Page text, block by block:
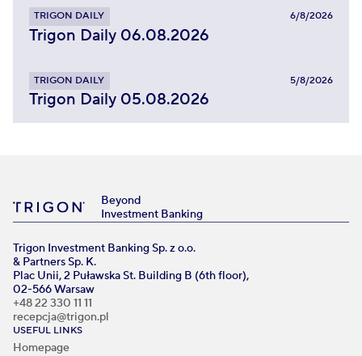
TRIGON DAILY 6/8/2026
Trigon Daily 06.08.2026
TRIGON DAILY 5/8/2026
Trigon Daily 05.08.2026
Beyond
Investment Banking
Trigon Investment Banking Sp. z o.o.
& Partners Sp. K.
Plac Unii, 2 Puławska St. Building B (6th floor),
02-566 Warsaw
+48 22 330 11 11
recepcja@trigon.pl
USEFUL LINKS
Homepage